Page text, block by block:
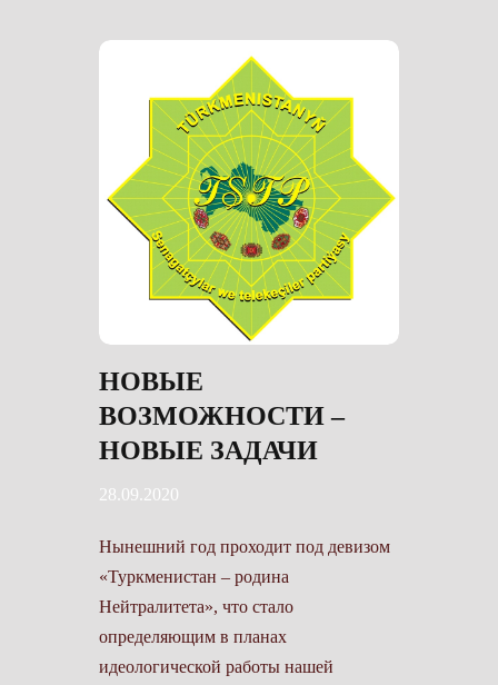
НОВЫЕ
ВОЗМОЖНОСТИ –
НОВЫЕ ЗАДАЧИ
28.09.2020
Нынешний год проходит под девизом
«Туркменистан – родина
Нейтралитета», что стало
определяющим в планах
идеологической работы нашей